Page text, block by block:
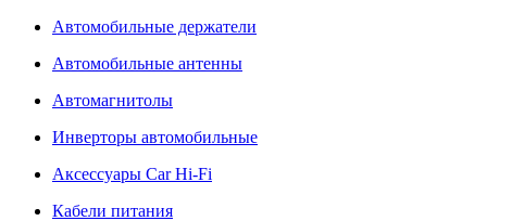
Автомобильные держатели
Автомобильные антенны
Автомагнитолы
Инверторы автомобильные
Аксессуары Car Hi-Fi
Кабели питания